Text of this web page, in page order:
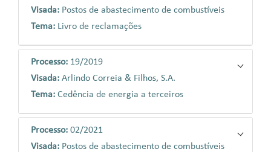
Visada: Postos de abastecimento de combustíveis
Tema: Livro de reclamações
Processo: 19/2019
Visada: Arlindo Correia & Filhos, S.A.
Tema: Cedência de energia a terceiros
Processo: 02/2021
Visada: Postos de abastecimento de combustíveis